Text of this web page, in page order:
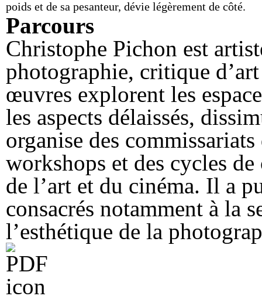
poids et de sa pesanteur, dévie légèrement de côté.
Parcours
Christophe Pichon est
photographie, critique
œuvres explorent les
les aspects délaissés,
organise des
workshops et des cycles
de l’art et du cinéma. Il a
consacrés notamment à la
l’esthétique de la